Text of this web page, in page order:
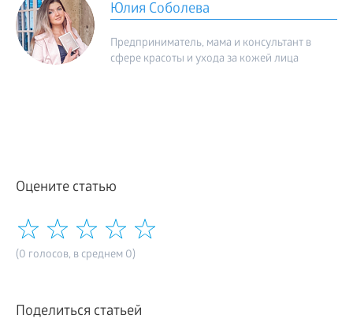
Юлия Соболева
Предприниматель, мама и консультант в
сфере красоты и ухода за кожей лица
Оцените статью
(0 голосов, в среднем 0)
Поделиться статьей